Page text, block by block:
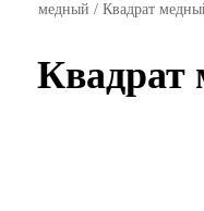
медный / Квадрат